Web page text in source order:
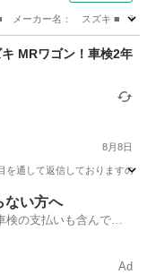
メーカー名： スズキ ■ 車
MRワゴン！車検2年
8月8日
を通して返信しております
両ない方へ
検の支払いも含んでい
Ad